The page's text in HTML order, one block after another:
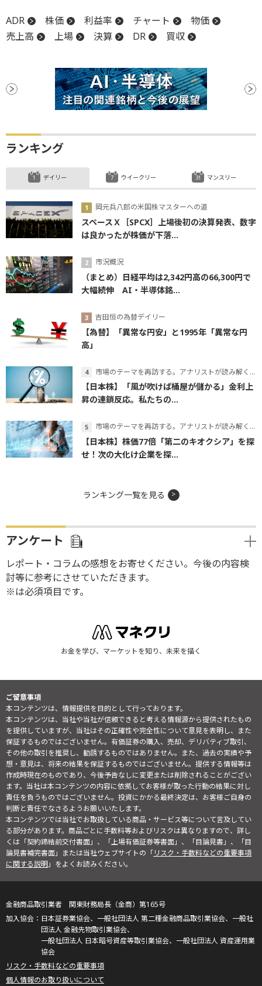
ADR 株価 利益率 チャート
物価
売上高
上場 決算 DR 買収
ランキング
デイリー
岡元兵八郎の米国株マスターへの道
スペースＸ［SPCX］上場後初の決算発表、数字
は良かったが株価が下落...
市況概況
（まとめ）日経平均は2,342円高の66,300円で
大幅続伸 AI・半導体銘...
吉田恒の為替デイリー
【為替】「異常な円安」と1995年「異常な円
高」
市場のテーマを再訪する。アナリストが読み解くテーマの本質
【日本株】「風が吹けば桶屋が儲かる」金利上
昇の連鎖反応。私たちの...
市場のテーマを再訪する。アナリストが読み解くテーマの本質
【日本株】株価77倍「第二のキオクシア」を探
せ！次の大化け企業を探...
ウイークリー マンスリー
ランキング一覧を見る
アンケート
レポート・コラムの感想をお寄せください。今後の内容検
討等に参考にさせていただきます。
※は必須項目です。
お金を学び、マーケットを知り、未来を描く
ご留意事項
本コンテンツは、情報提供を目的として行っております。
本コンテンツは、当社や当社が信頼できると考える情報源から提供されたもの
を提供していますが、当社はその正確性や完全性について意見を表明し、また
保証するものではございません。有価証券の購入、売却、デリバティブ取引、
その他の取引を推奨し、勧誘するものではありません。また、過去の実績や予
想・意見は、将来の結果を保証するものではございません。提供する情報等は
作成時現在のものであり、今後予告なしに変更または削除されることがござい
ます。当社は本コンテンツの内容に依拠してお客様が取った行動の結果に対し
責任を負うものではございません。投資にかかる最終決定は、お客様ご自身の
判断と責任でなさるようお願いいたします。
本コンテンツでは当社でお取扱している商品・サービス等について言及してい
る部分があります。商品ごとに手数料等およびリスクは異なりますので、詳し
くは「契約締結前交付書面」、「上場有価証券等書面」、「目論見書」、「目
論見書補完書面」または当社ウェブサイトの「リスク・手数料などの重要事項
に関する説明」をよくお読みください。
金融商品取引業者 関東財務局長（金商）第165号
日本証券業協会、一般社団法人 第二種金融商品取引業協会、一般社
団法人 金融先物取引業協会、
一般社団法人 日本暗号資産等取引業協会、一般社団法人 資産運用業
協会
リスク・手数料などの重要事項
個人情報のお取り扱いについて